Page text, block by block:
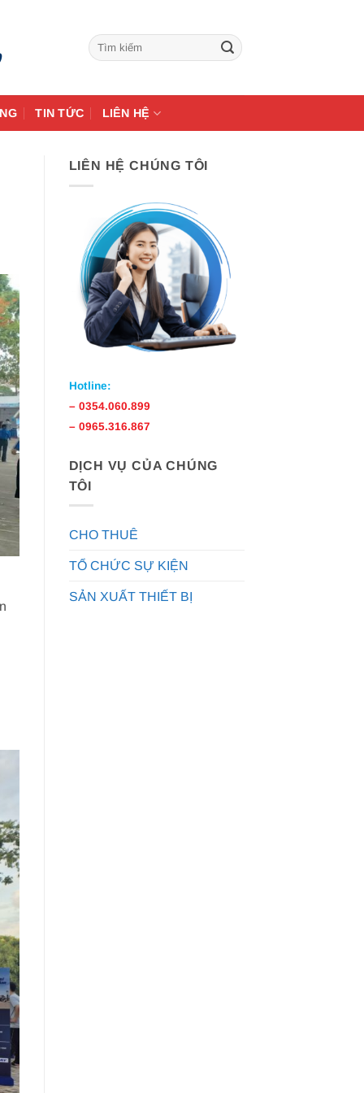
TIN TỨC LIÊN HỆ
LIÊN HỆ CHÚNG TÔI
Hotline:
– 0354.060.899
– 0965.316.867
DỊCH VỤ CỦA CHÚNG
TÔI
CHO THUÊ
TỔ CHỨC SỰ KIỆN
SẢN XUẤT THIẾT BỊ